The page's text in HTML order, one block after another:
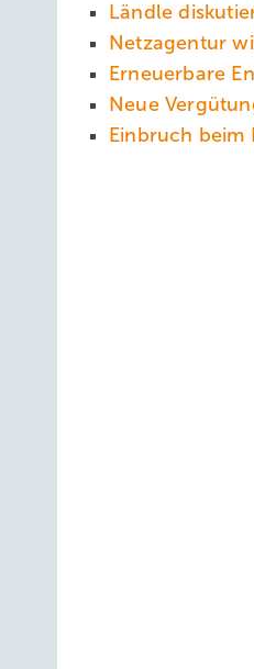
Ländle
Netzagentur
Erneuerbare
Neue
Einbruch beim